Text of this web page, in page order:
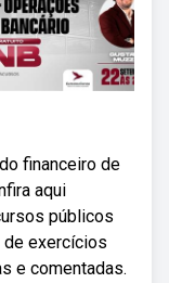
financeiro de
aqui
públicos
de exercícios
e comentadas.